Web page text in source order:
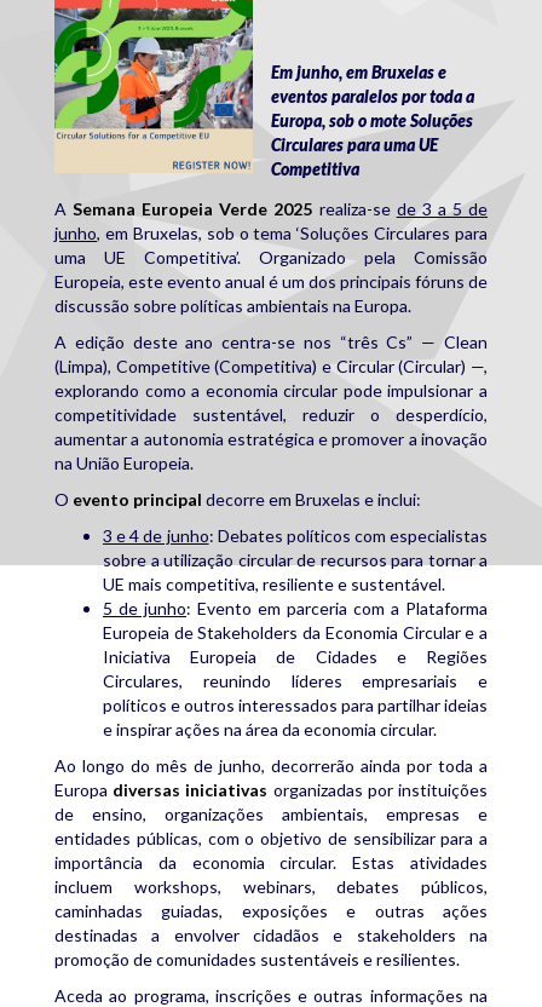
Em junho, em Bruxelas e
eventos paralelos por toda a
Europa, sob o mote Soluções
Circulares para uma UE
Competitiva
ASemana Europeia Verde 2025 realiza-se de 3 a 5 de
junho, em Bruxelas, sob o tema ‘Soluções Circulares para
uma UE Competitiva’. Organizado pela Comissão
Europeia, este evento anual é um dos principais fóruns de
discussão sobre políticas ambientais na Europa.
A edição deste ano centra-se nos “três Cs” — Clean
(Limpa), Competitive (Competitiva) e Circular (Circular) —,
explorando como a economia circular pode impulsionar a
competitividade sustentável, reduzir o desperdício,
aumentar a autonomia estratégica e promover a inovação
na União Europeia.
O evento principal decorre em Bruxelas e inclui:
3 e 4 de junho: Debates políticos com especialistas
sobre a utilização circular de recursos para tornar a
UE mais competitiva, resiliente e sustentável.
5 de junho: Evento em parceria com a Plataforma
Europeia de Stakeholders da Economia Circular e a
Iniciativa Europeia de Cidades e Regiões
Circulares, reunindo líderes empresariais e
políticos e outros interessados para partilhar ideias
e inspirar ações na área da economia circular.
Ao longo do mês de junho, decorrerão ainda por toda a
Europa diversas iniciativas organizadas por instituições
de ensino, organizações ambientais, empresas e
entidades públicas, com o objetivo de sensibilizar para a
importância da economia circular. Estas atividades
incluem workshops, webinars, debates públicos,
caminhadas guiadas, exposições e outras ações
destinadas a envolver cidadãos e stakeholders na
promoção de comunidades sustentáveis e resilientes.
Aceda ao programa, inscrições e outras informações na